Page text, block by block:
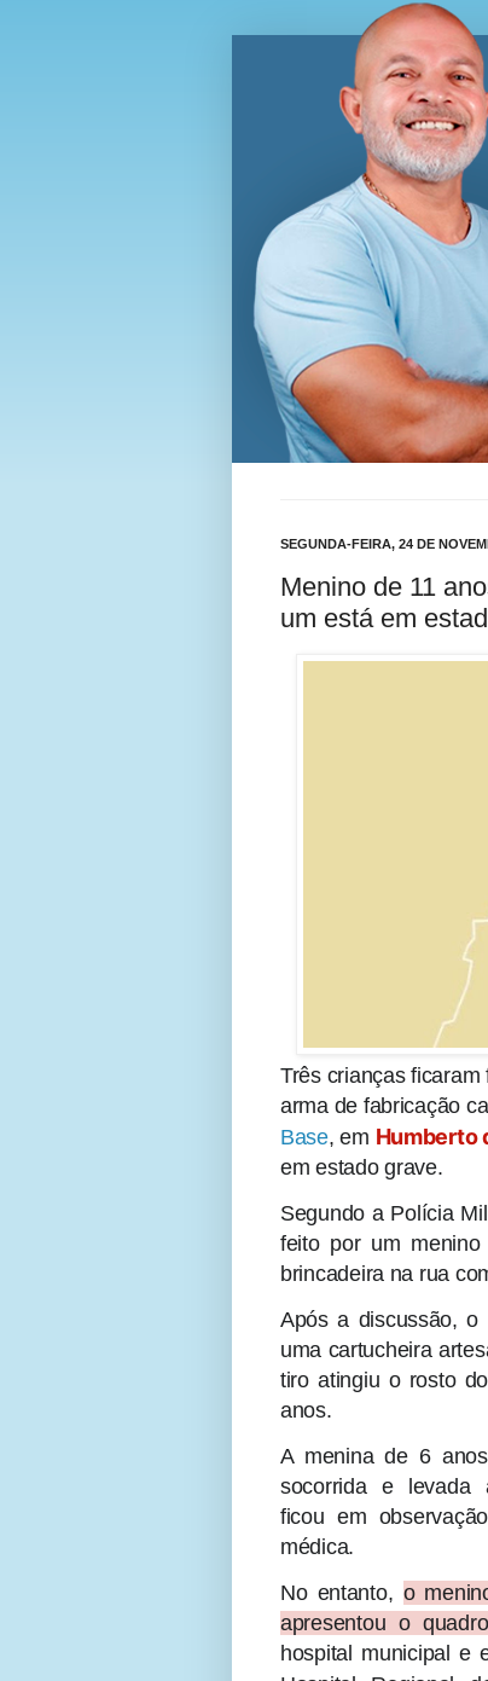
Blog
SEGUNDA-FEIRA, 24 DE
Menino de 11
um está em
Três crianças
arma de fabricação
Base, em Humberto
em estado grave.
Segundo a Polícia
feito por um
brincadeira na rua
Após a discussão,
uma cartucheira
tiro atingiu o rosto
anos.
A menina de 6
socorrida e levada
ficou em
médica.
No entanto, o
apresentou o
hospital municipal e